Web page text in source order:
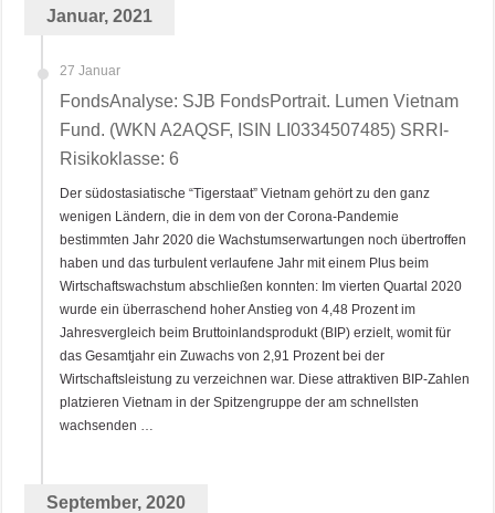
Januar, 2021
27 Januar
FondsAnalyse: SJB FondsPortrait. Lumen Vietnam
Fund. (WKN A2AQSF, ISIN LI0334507485) SRRI-
Risikoklasse: 6
Der südostasiatische “Tigerstaat” Vietnam gehört zu den ganz
wenigen Ländern, die in dem von der Corona-Pandemie
bestimmten Jahr 2020 die Wachstumserwartungen noch übertroffen
haben und das turbulent verlaufene Jahr mit einem Plus beim
Wirtschaftswachstum abschließen konnten: Im vierten Quartal 2020
wurde ein überraschend hoher Anstieg von 4,48 Prozent im
Jahresvergleich beim Bruttoinlandsprodukt (BIP) erzielt, womit für
das Gesamtjahr ein Zuwachs von 2,91 Prozent bei der
Wirtschaftsleistung zu verzeichnen war. Diese attraktiven BIP-Zahlen
platzieren Vietnam in der Spitzengruppe der am schnellsten
wachsenden …
September, 2020